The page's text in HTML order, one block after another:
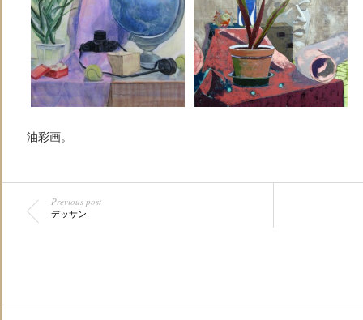
油彩画。
Previous post
デッサン